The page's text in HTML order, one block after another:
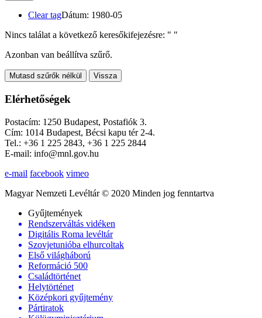
Clear tagDátum: 1980-05
Nincs találat a következő keresőkifejezésre: " "
Azonban van beállítva szűrő.
Mutasd szűrők nélkül Vissza
Elérhetőségek
Postacím: 1250 Budapest, Postafiók 3.
Cím: 1014 Budapest, Bécsi kapu tér 2-4.
Tel.: +36 1 225 2843, +36 1 225 2844
E-mail: info@mnl.gov.hu
e-mail facebook vimeo
Magyar Nemzeti Levéltár © 2020 Minden jog fenntartva
Gyűjtemények
Rendszerváltás vidéken
Digitális Roma levéltár
Szovjetunióba elhurcoltak
Első világháború
Reformáció 500
Családtörténet
Helytörténet
Középkori gyűjtemény
Pártiratok